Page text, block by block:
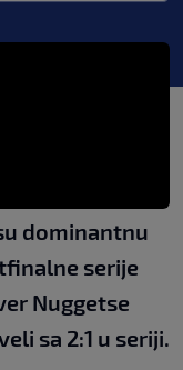
dominantnu
serije
Nuggetse
sa 2:1 u seriji.